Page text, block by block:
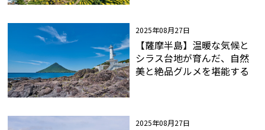
2025年08月27日
【薩摩半島】温暖な気候と
シラス台地が育んだ、自然
美と絶品グルメを堪能する
2025年08月27日